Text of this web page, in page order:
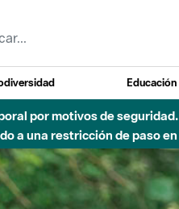
por motivos de seguridad.
a una restricción de paso